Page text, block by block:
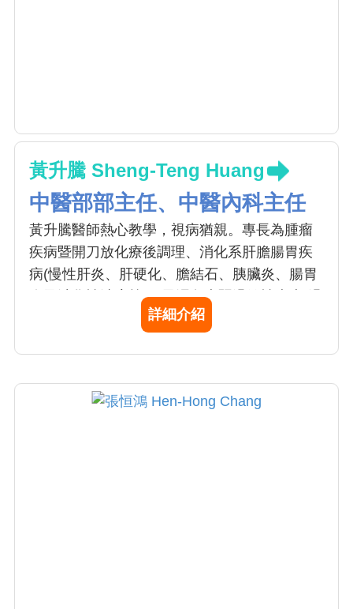
黃升騰 Sheng-Teng Huang
中醫部部主任、中醫內科主任
黃升騰醫師熱心教學，視病猶親。專長為腫瘤
疾病暨開刀放化療後調理、消化系肝膽腸胃疾
病(慢性肝炎、肝硬化、膽結石、胰臟炎、腸胃
炎及消化性潰瘍等)、風濕免疫暨過敏性疾病(過
敏性鼻炎、氣喘、蕁麻疹、濕疹皮膚炎及關節
然百病不侵，身體健康。
詳細介紹